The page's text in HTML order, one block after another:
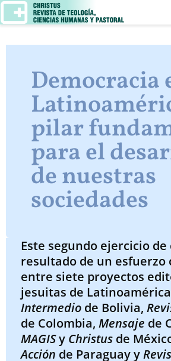
Democracia
pilar
para el
de nuestras
sociedades
Este segundo ejercicio de
resultado de un esfuerzo
entre siete proyectos
jesuitas de
Intermedio de Bolivia,
de Colombia, Mensaje de
MAGISy Christus de
Acción de Paraguay y